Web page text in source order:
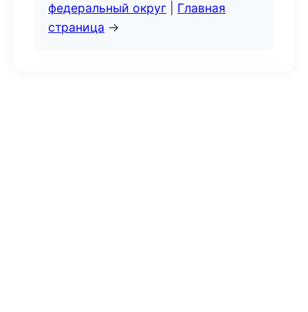
федеральный округ
Главная
страница →